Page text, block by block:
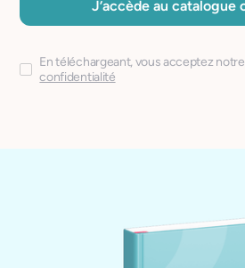
En téléchargeant, vous acceptez notre
confidentialité